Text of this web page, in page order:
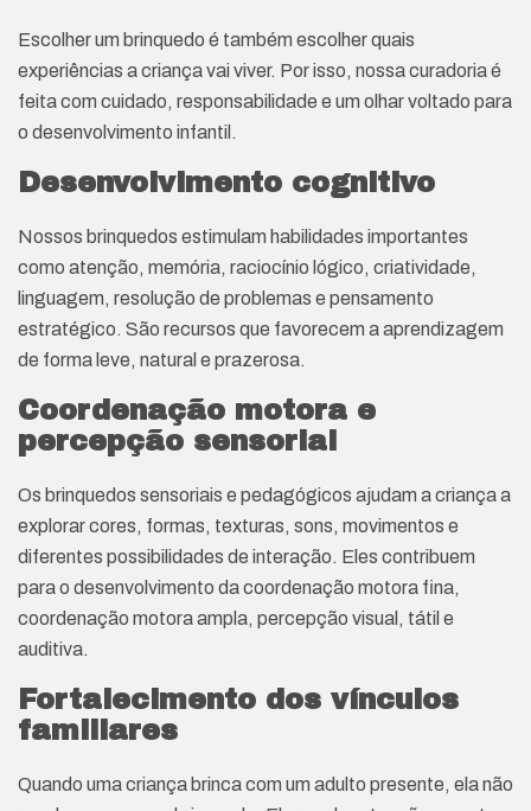
Escolher um brinquedo é também escolher quais
experiências a criança vai viver. Por isso, nossa curadoria é
feita com cuidado, responsabilidade e um olhar voltado para
o desenvolvimento infantil.
Desenvolvimento cognitivo
Nossos brinquedos estimulam habilidades importantes
como atenção, memória, raciocínio lógico, criatividade,
linguagem, resolução de problemas e pensamento
estratégico. São recursos que favorecem a aprendizagem
de forma leve, natural e prazerosa.
Coordenação motora e
percepção sensorial
Os brinquedos sensoriais e pedagógicos ajudam a criança a
explorar cores, formas, texturas, sons, movimentos e
diferentes possibilidades de interação. Eles contribuem
para o desenvolvimento da coordenação motora fina,
coordenação motora ampla, percepção visual, tátil e
auditiva.
Fortalecimento dos vínculos
familiares
Quando uma criança brinca com um adulto presente, ela não